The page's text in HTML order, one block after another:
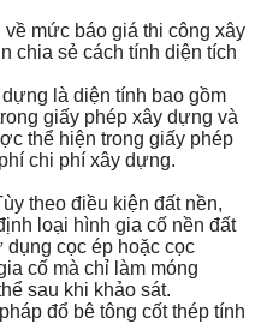
mức báo giá thi công xây
chia sẻ cách tính diện tích
là diện tính bao gồm
giấy phép xây dựng và
thể hiện trong giấy phép
chi phí xây dựng.
theo điều kiện đất nền,
loại hình gia cố nền đất
cọc ép hoặc cọc
cố mà chỉ làm móng
sau khi khảo sát.
đổ bê tông cốt thép tính